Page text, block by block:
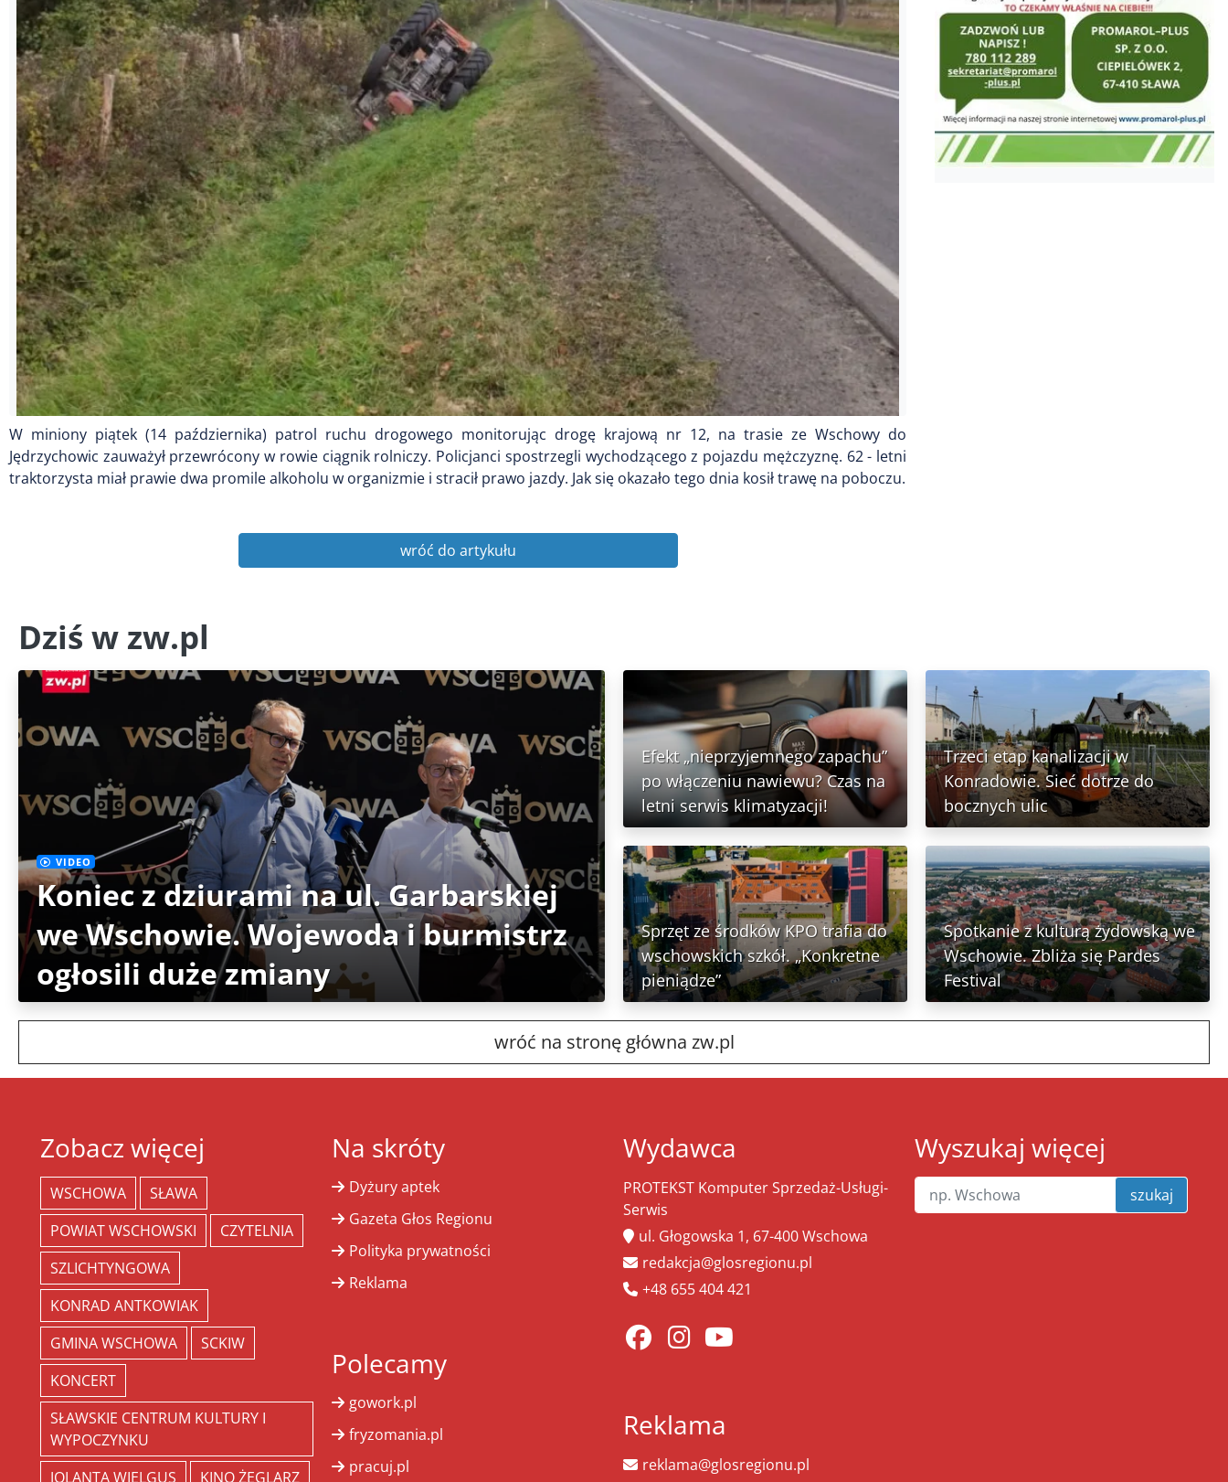
W miniony piątek (14 października) patrol ruchu drogowego monitorując drogę krajową nr 12, na trasie ze Wschowy do
Jędrzychowic zauważył przewrócony w rowie ciągnik rolniczy. Policjanci spostrzegli wychodzącego z pojazdu mężczyznę. 62 - letni
traktorzysta miał prawie dwa promile alkoholu w organizmie i stracił prawo jazdy. Jak się okazało tego dnia kosił trawę na poboczu.
wróć do artykułu
Dziś w zw.pl
VIDEO
Koniec z dziurami na ul. Garbarskiej
we Wschowie. Wojewoda i burmistrz
ogłosili duże zmiany
Efekt „nieprzyjemnego zapachu”
po włączeniu nawiewu? Czas na
letni serwis klimatyzacji!
Trzeci etap kanalizacji w
Konradowie. Sieć dotrze do
bocznych ulic
Sprzęt ze środków KPO trafia do
wschowskich szkół. „Konkretne
pieniądze”
Spotkanie z kulturą żydowską we
Wschowie. Zbliża się Pardes
Festival
wróć na stronę główna zw.pl
Zobacz więcej
WSCHOWA
SŁAWA
POWIAT WSCHOWSKI
CZYTELNIA
SZLICHTYNGOWA
KONRAD ANTKOWIAK
GMINA WSCHOWA
SCKIW
KONCERT
SŁAWSKIE CENTRUM KULTURY I
WYPOCZYNKU
JOLANTA WIELGUS
KINO ŻEGLARZ
Na skróty
Dyżury aptek
Gazeta Głos Regionu
Polityka prywatności
Reklama
Polecamy
gowork.pl
fryzomania.pl
pracuj.pl
Wydawca
PROTEKST Komputer Sprzedaż-Usługi-
Serwis
ul. Głogowska 1, 67-400 Wschowa
redakcja@glosregionu.pl
+48 655 404 421
Reklama
reklama@glosregionu.pl
Wyszukaj więcej
szukaj